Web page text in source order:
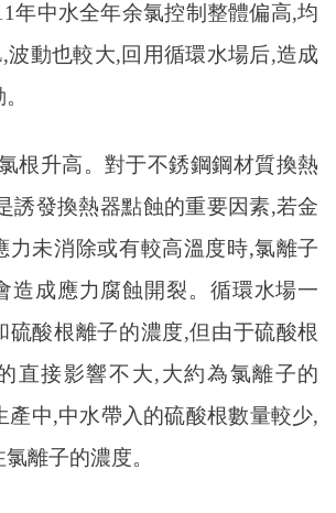
年中水全年余氯控制整體偏高,均
波動也較大,回用循環水場后,造成
根升高。對于不銹鋼鋼材質換熱
誘發換熱器點蝕的重要因素,若金
力未消除或有較高溫度時,氯離子
造成應力腐蝕開裂。循環水場一
硫酸根離子的濃度,但由于硫酸根
直接影響不大,大約為氯離子的
產中,中水帶入的硫酸根數量較少,
離子的濃度。